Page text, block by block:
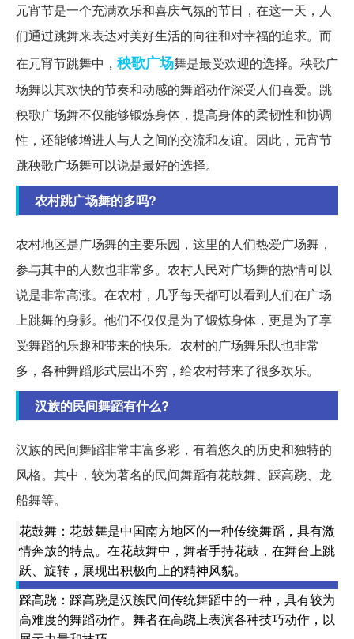
元宵节是一个充满欢乐和喜庆气氛的节日，在这一天，人
们通过跳舞来表达对美好生活的向往和对幸福的追求。而
在元宵节跳舞中， 秧歌广场舞是最受欢迎的选择。秧歌广
场舞以其欢快的节奏和动感的舞蹈动作深受人们喜爱。跳
秧歌广场舞不仅能够锻炼身体，提高身体的柔韧性和协调
性，还能够增进人与人之间的交流和友谊。因此，元宵节
跳秧歌广场舞可以说是最好的选择。
农村跳广场舞的多吗?
农村地区是广场舞的主要乐园，这里的人们热爱广场舞，
参与其中的人数也非常多。农村人民对广场舞的热情可以
说是非常高涨。在农村，几乎每天都可以看到人们在广场
上跳舞的身影。他们不仅仅是为了锻炼身体，更是为了享
受舞蹈的乐趣和带来的快乐。农村的广场舞乐队也非常
多，各种舞蹈形式层出不穷，给农村带来了很多欢乐。
汉族的民间舞蹈有什么?
汉族的民间舞蹈非常丰富多彩，有着悠久的历史和独特的
风格。其中，较为著名的民间舞蹈有花鼓舞、踩高跷、龙
船舞等。
花鼓舞：花鼓舞是中国南方地区的一种传统舞蹈，具有激
情奔放的特点。在花鼓舞中，舞者手持花鼓，在舞台上跳
跃、旋转，展现出积极向上的精神风貌。
踩高跷：踩高跷是汉族民间传统舞蹈中的一种，具有较为
高难度的舞蹈动作。舞者在高跷上表演各种技巧动作，以